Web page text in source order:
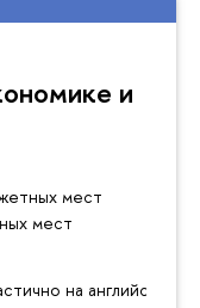
и
мест
мест
на английском